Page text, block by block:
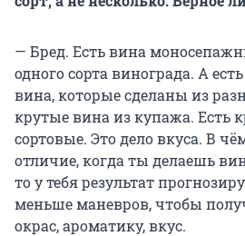
— Бред. Есть вина
одного сорта винограда. А
вина, которые сделаны из
крутые вина из купажа. Есть
сортовые. Это дело вкуса. В
отличие, когда ты делаешь
то у тебя результат
меньше маневров, чтобы
окрас, ароматику, вкус.